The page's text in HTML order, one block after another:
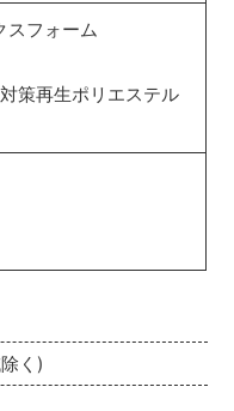
く)
スフォーム
策再生ポリエステル